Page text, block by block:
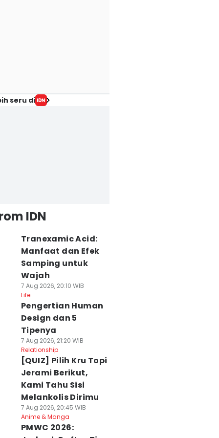
seru di
IDN
Tranexamic Acid:
Manfaat dan Efek
Samping untuk
Wajah
7 Aug 2026, 20:10 WIB
Life
Pengertian Human
Design dan 5
Tipenya
7 Aug 2026, 21:20 WIB
Relationship
[QUIZ] Pilih Kru Topi
Jerami Berikut,
Kami Tahu Sisi
Melankolis Dirimu
7 Aug 2026, 20:45 WIB
Anime & Manga
PMWC 2026: